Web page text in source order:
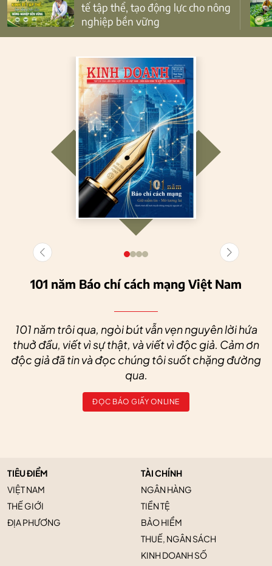
tế tập thể, tạo động lực cho nông
nghiệp bền vững
101 năm Báo chí cách mạng Việt Nam
101 năm trôi qua, ngòi bút vẫn vẹn nguyên lời hứa
thuở đầu, viết vì sự thật, và viết vì độc giả. Cảm ơn
độc giả đã tin và đọc chúng tôi suốt chặng đường
qua.
ĐỌC BÁO GIẤY ONLINE
TIÊU ĐIỂM
VIỆT NAM
THẾ GIỚI
ĐỊA PHƯƠNG
TÀI CHÍNH
NGÂN HÀNG
TIỀN TỆ
BẢO HIỂM
THUẾ, NGÂN SÁCH
KINH DOANH SỐ